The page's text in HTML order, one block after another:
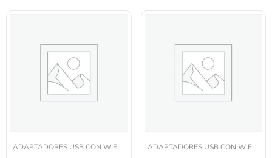
ADAPTADORES USB CON WIFI ADAPTADORES USB CON WIFI